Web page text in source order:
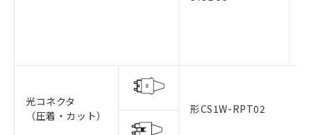
光コネクタ
（圧着・カット）
形CS1W-RPT02